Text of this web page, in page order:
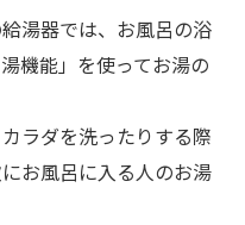
湯器では、お風呂の浴
機能」を使ってお湯の
ラダを洗ったりする際
お風呂に入る人のお湯